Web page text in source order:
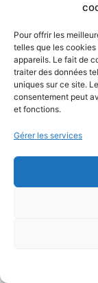
Pour offrir les
telles que les
appareils. Le fait de
traiter des données
uniques sur ce site.
consentement peut
et fonctions.
Gérer les services